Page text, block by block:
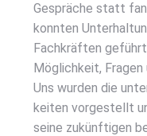
Gesprä­che statt
konn­ten
Fach­kräf­ten
Mög­lich­keit, Fra­gen
Uns wur­den die
kei­ten vor­ge­stellt
sei­ne zukünf­ti­gen